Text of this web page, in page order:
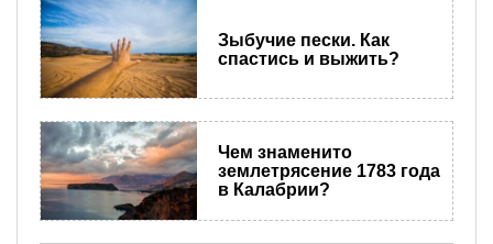
Зыбучие пески. Как
спастись и выжить?
Чем знаменито
землетрясение 1783 года
в Калабрии?